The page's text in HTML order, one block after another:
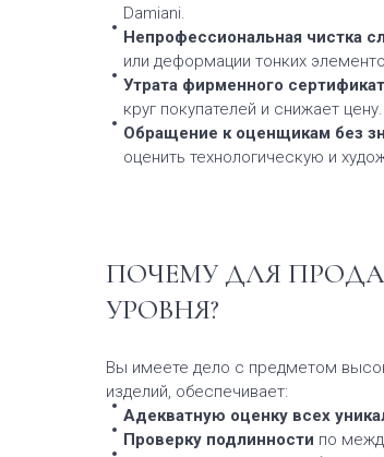
Damiani.
Непрофессиональная чистка
или деформации тонких
Утрата фирменного
круг покупателей и снижает цену.
Обращение к оценщикам без
оценить технологическую и
ПОЧЕМУ ДЛЯ
УРОВНЯ?
Вы имеете дело с предметом
изделий, обеспечивает:
Адекватную оценку всех
Проверку подлинности по